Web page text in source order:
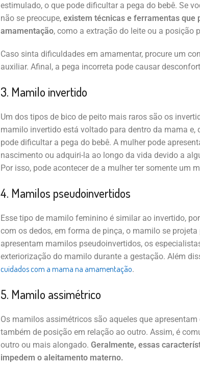
estimulado, o que pode dificultar a pega do bebê. Se
não se preocupe, existem técnicas e ferramentas que
amamentação, como a extração do leite ou a posição
Caso sinta dificuldades em amamentar, procure um
auxiliar. Afinal, a pega incorreta pode causar
3. Mamilo invertido
Um dos tipos de bico de peito mais raros são os
mamilo invertido está voltado para dentro da mama e,
pode dificultar a pega do bebê. A mulher pode
nascimento ou adquiri-la ao longo da vida devido a
Por isso, pode acontecer de a mulher ter somente um
4. Mamilos pseudoinvertidos
Esse tipo de mamilo feminino é similar ao invertido,
com os dedos, em forma de pinça, o mamilo se
apresentam mamilos pseudoinvertidos, os
exteriorização do mamilo durante a gestação. Além
cuidados com a mama na amamentação.
5. Mamilo assimétrico
Os mamilos assimétricos são aqueles que
também de posição em relação ao outro. Assim, é
outro ou mais alongado. Geralmente, essas
impedem o aleitamento materno.